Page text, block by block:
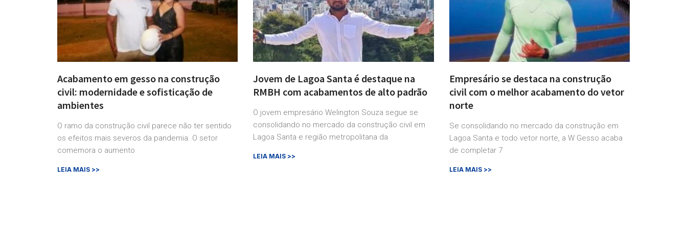
Acabamento em gesso na construção
civil: modernidade e sofisticação de
ambientes
O ramo da construção civil parece não ter sentido
os efeitos mais severos da pandemia. O setor
comemora o aumento
LEIA MAIS >>
Jovem de Lagoa Santa é destaque na
RMBH com acabamentos de alto padrão
O jovem empresário Welington Souza segue se
consolidando no mercado da construção civil em
Lagoa Santa e região metropolitana da
LEIA MAIS >>
Empresário se destaca na construção
civil com o melhor acabamento do vetor
norte
Se consolidando no mercado da construção em
Lagoa Santa e todo vetor norte, a W Gesso acaba
de completar 7
LEIA MAIS >>